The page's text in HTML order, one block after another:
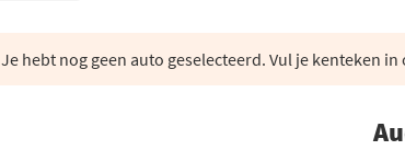
Je hebt nog geen auto geselecteerd. Vul je kenteken